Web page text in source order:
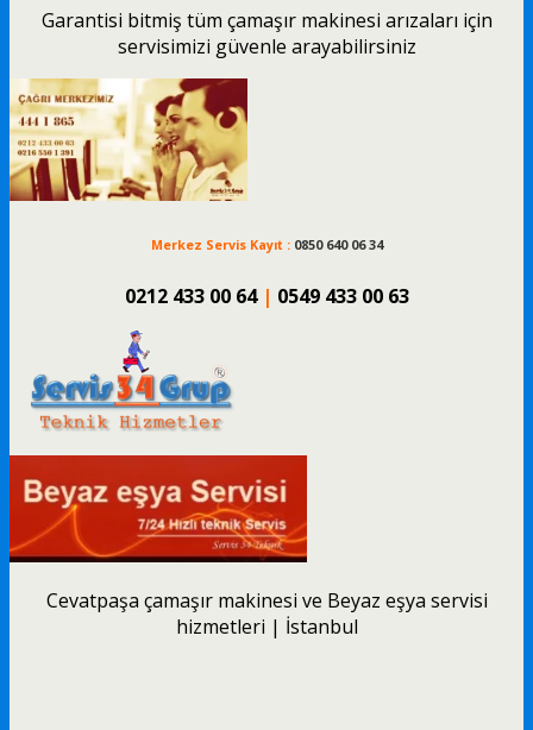
Garantisi bitmiş tüm çamaşır makinesi arızaları için
servisimizi güvenle arayabilirsiniz
Merkez Servis Kayıt : 0850 640 06 34
0212 433 00 64 | 0549 433 00 63
Cevatpaşa çamaşır makinesi ve Beyaz eşya servisi
hizmetleri | İstanbul